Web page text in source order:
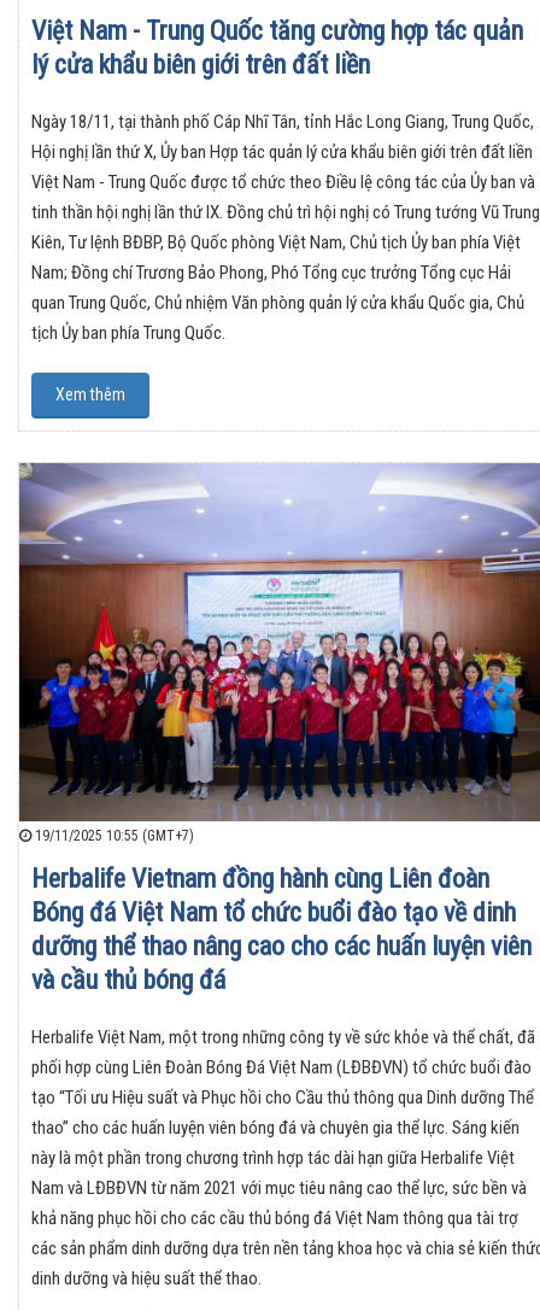
Việt Nam - Trung Quốc tăng cường hợp tác quản
lý cửa khẩu biên giới trên đất liền
Ngày 18/11, tại thành phố Cáp Nhĩ Tân, tỉnh Hắc Long Giang, Trung Quốc,
Hội nghị lần thứ X, Ủy ban Hợp tác quản lý cửa khẩu biên giới trên đất liền
Việt Nam - Trung Quốc được tổ chức theo Điều lệ công tác của Ủy ban và
tinh thần hội nghị lần thứ IX. Đồng chủ trì hội nghị có Trung tướng Vũ Trung
Kiên, Tư lệnh BĐBP, Bộ Quốc phòng Việt Nam, Chủ tịch Ủy ban phía Việt
Nam; Đồng chí Trương Bảo Phong, Phó Tổng cục trưởng Tổng cục Hải
quan Trung Quốc, Chủ nhiệm Văn phòng quản lý cửa khẩu Quốc gia, Chủ
tịch Ủy ban phía Trung Quốc.
Xem thêm
19/11/2025 10:55 (GMT+7)
Herbalife Vietnam đồng hành cùng Liên đoàn
Bóng đá Việt Nam tổ chức buổi đào tạo về dinh
dưỡng thể thao nâng cao cho các huấn luyện viên
và cầu thủ bóng đá
Herbalife Việt Nam, một trong những công ty về sức khỏe và thể chất, đã
phối hợp cùng Liên Đoàn Bóng Đá Việt Nam (LĐBĐVN) tổ chức buổi đào
tạo “Tối ưu Hiệu suất và Phục hồi cho Cầu thủ thông qua Dinh dưỡng Thể
thao” cho các huấn luyện viên bóng đá và chuyên gia thể lực. Sáng kiến
này là một phần trong chương trình hợp tác dài hạn giữa Herbalife Việt
Nam và LĐBĐVN từ năm 2021 với mục tiêu nâng cao thể lực, sức bền và
khả năng phục hồi cho các cầu thủ bóng đá Việt Nam thông qua tài trợ
các sản phẩm dinh dưỡng dựa trên nền tảng khoa học và chia sẻ kiến
dinh dưỡng và hiệu suất thể thao.